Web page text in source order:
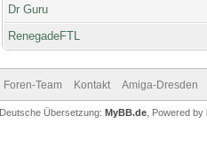
Dr Guru
RenegadeFTL
Foren-Team Kontakt Amiga-Dresden
Deutsche Übersetzung: MyBB.de, Powered by